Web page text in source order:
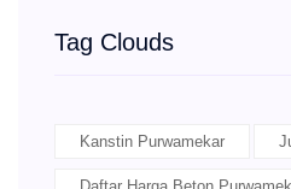
Tag Clouds
Kanstin Purwamekar